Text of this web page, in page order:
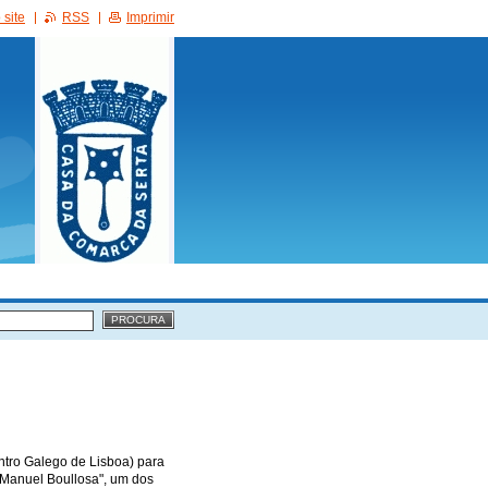
Galego de Lisboa) para
Boullosa", um dos
site RSS Imprimir